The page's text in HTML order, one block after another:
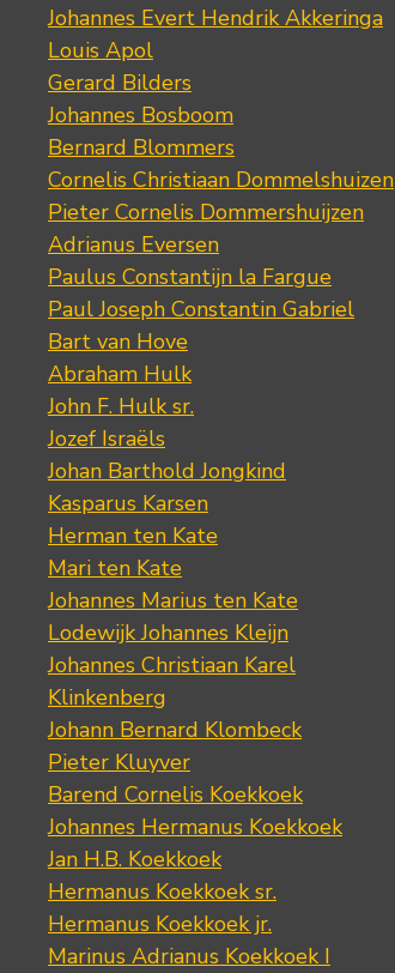
Johannes Evert Hendrik Akkeringa
Louis Apol
Gerard Bilders
Johannes Bosboom
Bernard Blommers
Cornelis Christiaan Dommelshuizen
Pieter Cornelis Dommershuijzen
Adrianus Eversen
Paulus Constantijn la Fargue
Paul Joseph Constantin Gabriel
Bart van Hove
Abraham Hulk
John F. Hulk sr.
Jozef Israëls
Johan Barthold Jongkind
Kasparus Karsen
Herman ten Kate
Mari ten Kate
Johannes Marius ten Kate
Lodewijk Johannes Kleijn
Johannes Christiaan Karel
Klinkenberg
Johann Bernard Klombeck
Pieter Kluyver
Barend Cornelis Koekkoek
Johannes Hermanus Koekkoek
Jan H.B. Koekkoek
Hermanus Koekkoek sr.
Hermanus Koekkoek jr.
Marinus Adrianus Koekkoek I